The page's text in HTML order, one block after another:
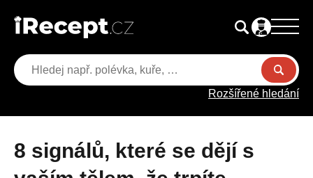
Rozšířené hledání
8 signálů, které se dějí s